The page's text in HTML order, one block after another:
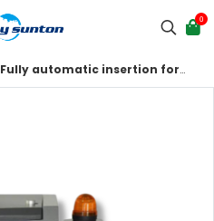
0
Fully automatic insertion force testing machine